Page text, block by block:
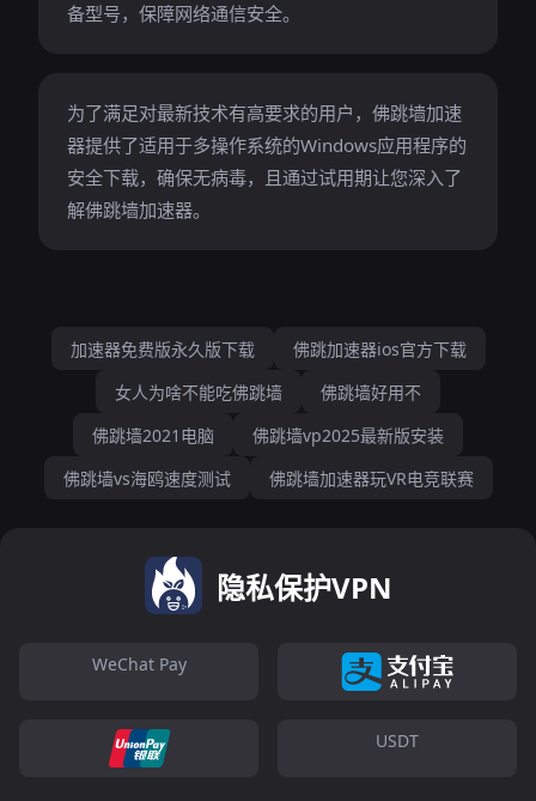
备型号，保障网络通信安全。
为了满足对最新技术有高要求的用户，佛跳墙加速
器提供了适用于多操作系统的Windows应用程序的
安全下载，确保无病毒，且通过试用期让您深入了
解佛跳墙加速器。
加速器免费版永久版下载
佛跳加速器ios官方下载
女人为啥不能吃佛跳墙
佛跳墙好用不
佛跳墙2021电脑
佛跳墙vp2025最新版安装
佛跳墙vs海鸥速度测试
佛跳墙加速器玩VR电竞联赛
隐私保护VPN
WeChat Pay
USDT